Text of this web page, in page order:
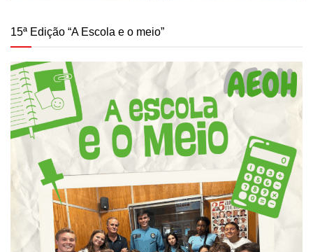
15ª Edição “A Escola e o meio”